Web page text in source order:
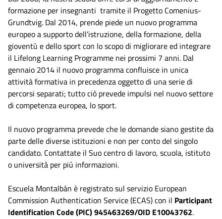
formazione per insegnanti tramite il Progetto Comenius-
Grundtvig. Dal 2014, prende piede un nuovo programma
europeo a supporto dell’istruzione, della formazione, della
gioventù e dello sport con lo scopo di migliorare ed integrare
il Lifelong Learning Programme nei prossimi 7 anni. Dal
gennaio 2014 il nuovo programma confluisce in unica
attività formativa in precedenza oggetto di una serie di
percorsi separati; tutto ciò prevede impulsi nel nuovo settore
di competenza europea, lo sport.
Il nuovo programma prevede che le domande siano gestite da
parte delle diverse istituzioni e non per conto del singolo
candidato. Contattate il Suo centro di lavoro, scuola, istituto
o università per piú informazioni.
Escuela Montalbán è registrato sul servizio European
Commission Authentication Service (ECAS) con il Participant
Identification Code (PIC) 945463269/OID E10043762.